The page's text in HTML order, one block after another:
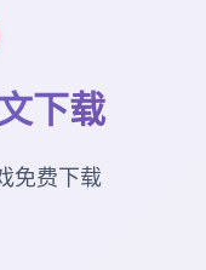
下载
免费下载